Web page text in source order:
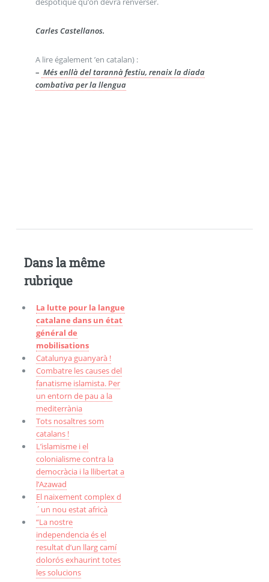
Carles Castellanos.
A lire également ’en catalan) :
– Més enllà del tarannà festiu, renaix la diada
combativa per la llengua
Dans la même
rubrique
La lutte pour la langue
catalane dans un état
général de
mobilisations
Catalunya guanyarà !
Combatre les causes del
fanatisme islamista. Per
un entorn de pau a la
mediterrània
Tots nosaltres som
catalans !
L’islamisme i el
colonialisme contra la
democràcia i la llibertat a
l’Azawad
El naixement complex d
´un nou estat africà
“La nostre
independencia és el
resultat d’un llarg camí
dolorós exhaurint totes
les solucions